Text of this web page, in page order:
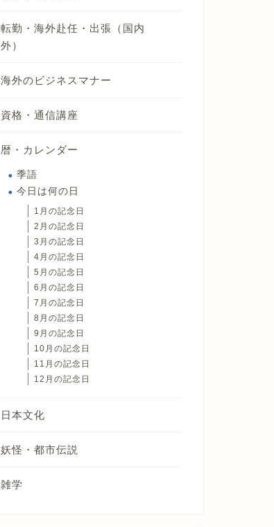
転勤・海外赴任・出張（国内
外）
海外のビジネスマナー
資格・通信講座
暦・カレンダー
季語
今日は何の日
1月の記念日
2月の記念日
3月の記念日
4月の記念日
5月の記念日
6月の記念日
7月の記念日
8月の記念日
9月の記念日
10月の記念日
11月の記念日
12月の記念日
日本文化
妖怪・都市伝説
雑学